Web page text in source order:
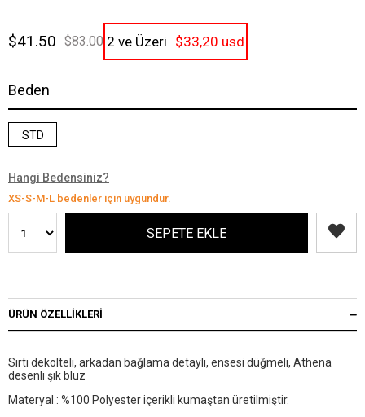
$83.00
$41.50 2 ve Üzeri $33,20 usd
Beden
STD
Hangi Bedensiniz?
XS-S-M-L bedenler için uygundur.
ÜRÜN ÖZELLIKLERI
Sırtı dekolteli, arkadan bağlama detaylı, ensesi düğmeli, Athena
desenli şık bluz
Materyal : %100 Polyester içerikli kumaştan üretilmiştir.